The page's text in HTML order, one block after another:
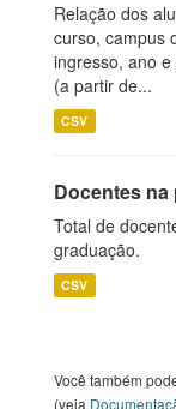
Relação dos
curso, campus
ingresso, ano
(a partir de...
CSV
Docentes
Total de
graduação.
CSV
Você também
(veja